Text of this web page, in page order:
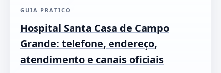
GUIA PRATICO
Hospital Santa Casa de Campo
Grande: telefone, endereço,
atendimento e canais oficiais